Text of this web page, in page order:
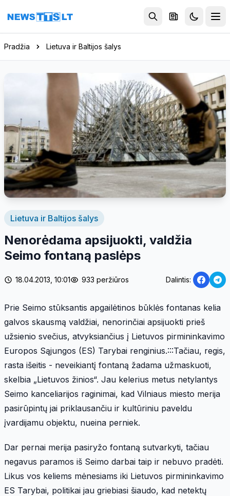
Eiti į turinį
Pradžia Lietuva ir Baltijos šalys
Lietuva ir Baltijos šalys
Nenorėdama apsijuokti, valdžia
Seimo fontaną paslėps
18.04.2013, 10:01 933 peržiūros Dalintis:
Prie Seimo stūksantis apgailėtinos būklės fontanas kelia
galvos skausmą valdžiai, nenorinčiai apsijuokti prieš
užsienio svečius, atvyksiančius į Lietuvos pirmininkavimo
Europos Sąjungos (ES) Tarybai renginius.:::Tačiau, regis,
rasta išeitis - neveikiantį fontaną žadama užmaskuoti,
skelbia „Lietuvos žinios“. Jau kelerius metus netylantys
Seimo kanceliarijos raginimai, kad Vilniaus miesto merija
pasirūpintų jai priklausančiu ir kultūriniu paveldu
įvardijamu objektu, nueina perniek.
Dar pernai merija pasiryžo fontaną sutvarkyti, tačiau
negavus paramos iš Seimo darbai taip ir nebuvo pradėti.
Likus vos keliems mėnesiams iki Lietuvos pirmininkavimo
ES Tarybai, politikai jau griebiasi šiaudo, kad netektų